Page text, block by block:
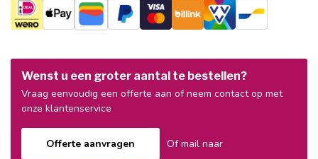
Wenst u een groter aantal te bestellen?
Vraag eenvoudig een offerte aan of neem contact op met
onze klantenservice
Offerte aanvragen
Of mail naar